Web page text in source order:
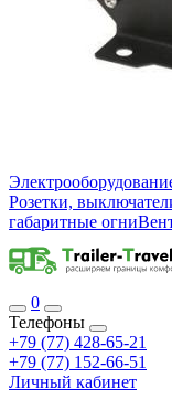
Розетки,
габаритные огни
0
Телефоны
+79 (77) 428-65-21
+79 (77) 152-66-51
Личный кабинет